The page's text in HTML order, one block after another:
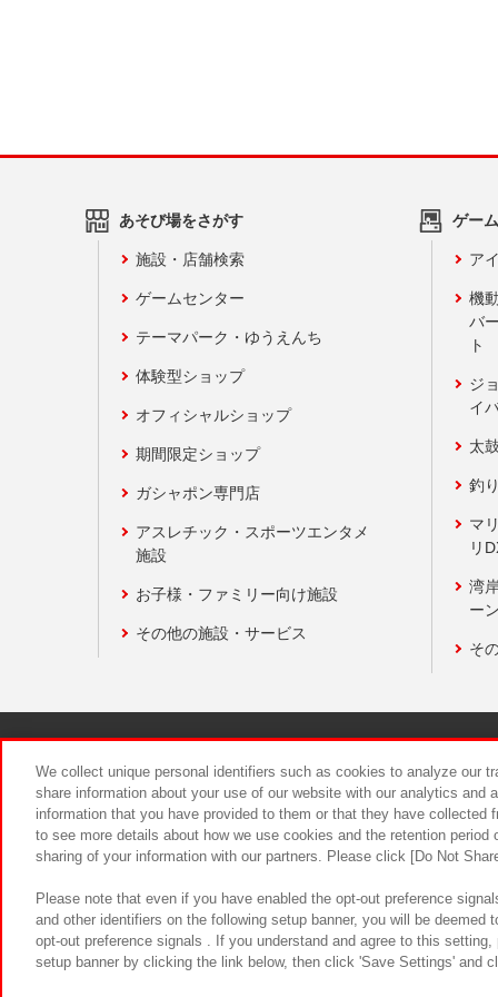
あそび場をさがす
施設・店舗検索
ゲームセンター
テーマパーク・ゆうえんち
体験型ショップ
オフィシャルショップ
期間限定ショップ
ガシャポン専門店
アスレチック・スポーツエンタメ
施設
お子様・ファミリー向け施設
その他の施設・サービス
ゲー
ア
機
バ
ト
ジ
イ
太
釣
マ
リ
湾
ー
そ
食品のご
We collect unique personal identifiers such as cookies to analyze our
share information about your use of our website with our analytics and
information that you have provided to them or that they have
to see more details about how we use cookies and the retention
sharing of your information with our partners. Please click [Do Not
Please note that even if you have enabled the opt-out preference
and other identifiers on the following setup banner, you will be
opt-out preference signals . If you understand and agree to this
setup banner by clicking the link below, then click 'Save Settings' and